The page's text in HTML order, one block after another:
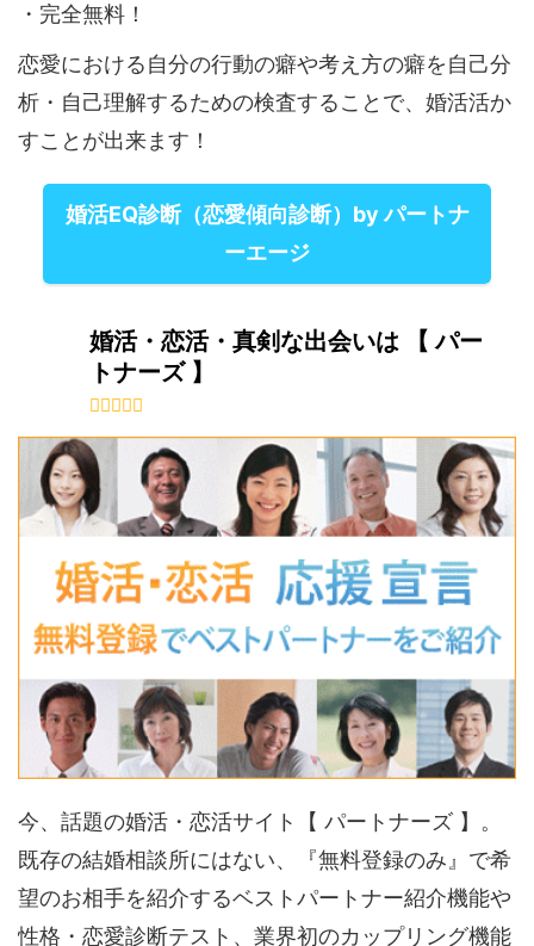
・完全無料！
恋愛における自分の行動の癖や考え方の癖を自己分
析・自己理解するための検査することで、婚活活か
すことが出来ます！
婚活EQ診断（恋愛傾向診断）by パートナ
ーエージ
婚活・恋活・真剣な出会いは 【 パー
トナーズ 】
今、話題の婚活・恋活サイト【 パートナーズ 】。
既存の結婚相談所にはない、『無料登録のみ』で希
望のお相手を紹介するベストパートナー紹介機能や
性格・恋愛診断テスト、業界初のカップリング機能